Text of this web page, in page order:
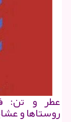
عطر و تن:
روستاها و